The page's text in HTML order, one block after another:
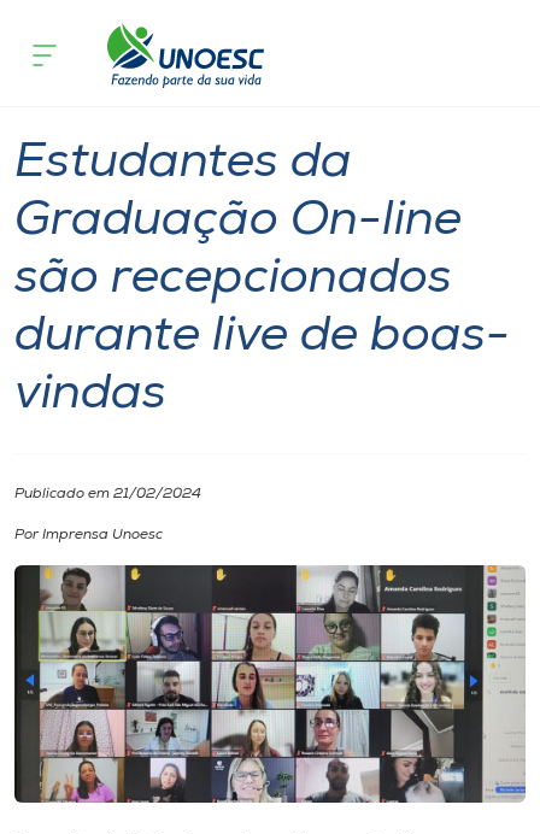
Cursos
Pesquisa
Atendimento ao Estudante
Portal de Ensino
Internacionalização
I.nova
Diplomados
Cultura
CPA
Estudantes da
Graduação On-line
são recepcionados
durante live de boas-
vindas
Publicado em 21/02/2024
Por Imprensa Unoesc